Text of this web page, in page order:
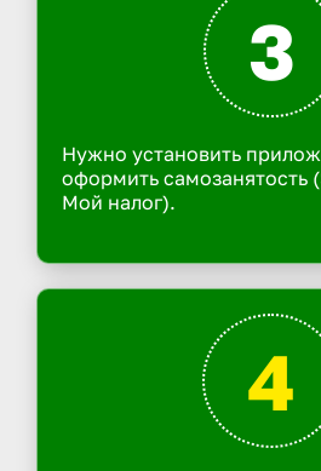
3
Нужно установить
оформить самозанятость
Мой налог).
4